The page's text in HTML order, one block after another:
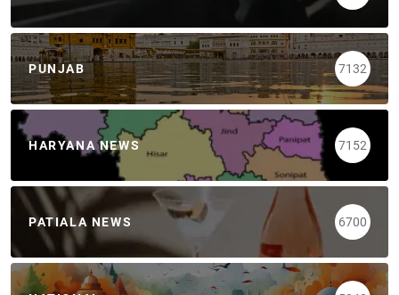
PUNJAB 7132
HARYANA NEWS 7152
PATIALA NEWS 6700